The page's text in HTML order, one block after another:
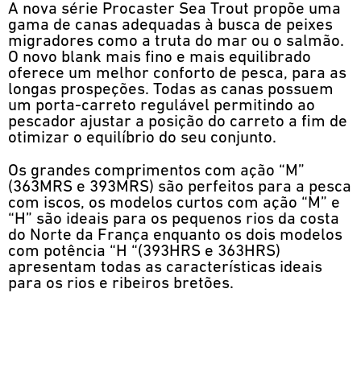
A nova série Procaster Sea Trout propõe uma
gama de canas adequadas à busca de peixes
migradores como a truta do mar ou o salmão.
O novo blank mais fino e mais equilibrado
oferece um melhor conforto de pesca, para as
longas prospeções. Todas as canas possuem
um porta-carreto regulável permitindo ao
pescador ajustar a posição do carreto a fim de
otimizar o equilíbrio do seu conjunto.
Os grandes comprimentos com ação “M”
(363MRS e 393MRS) são perfeitos para a pesca
com iscos, os modelos curtos com ação “M” e
“H” são ideais para os pequenos rios da costa
do Norte da França enquanto os dois modelos
com potência “H “(393HRS e 363HRS)
apresentam todas as características ideais
para os rios e ribeiros bretões.